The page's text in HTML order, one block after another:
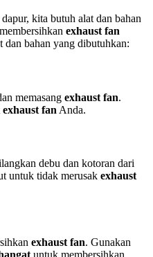
dapur, kita butuh alat dan bahan
exhaust fan
bahan yang dibutuhkan:
memasang exhaust fan.
exhaust fan Anda.
debu dan kotoran dari
untuk tidak merusak exhaust
exhaust fan. Gunakan
untuk membersihkan